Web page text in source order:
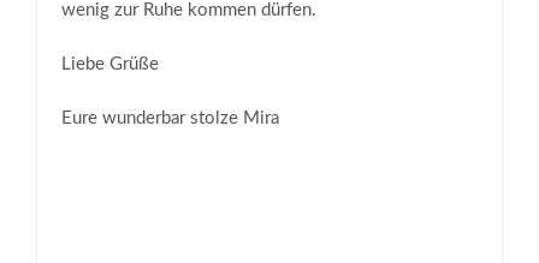
wenig zur Ruhe kommen dürfen.
Liebe Grüße
Eure wunderbar stolze Mira